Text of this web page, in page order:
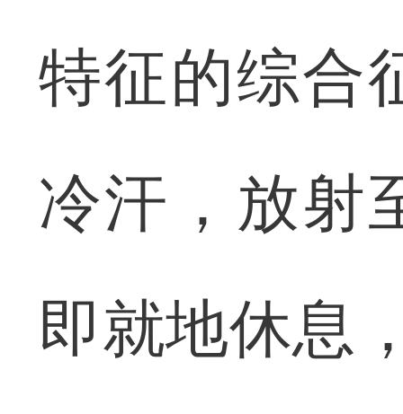
特征的综合
冷汗，放射
即就地休息